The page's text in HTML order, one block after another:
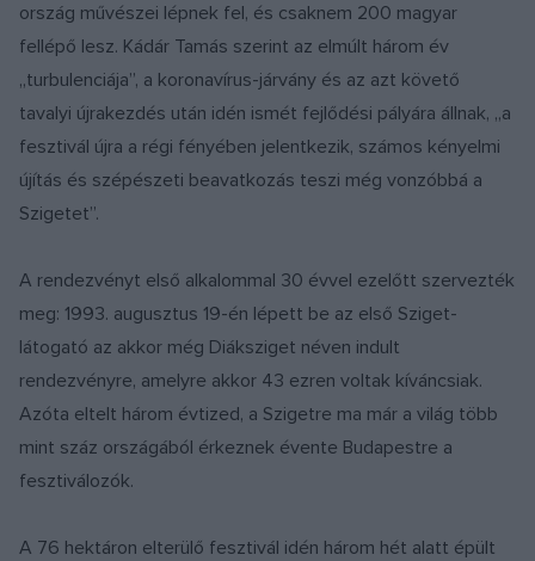
ország művészei lépnek fel, és csaknem 200 magyar
fellépő lesz. Kádár Tamás szerint az elmúlt három év
„turbulenciája”, a koronavírus-járvány és az azt követő
tavalyi újrakezdés után idén ismét fejlődési pályára állnak, „a
fesztivál újra a régi fényében jelentkezik, számos kényelmi
újítás és szépészeti beavatkozás teszi még vonzóbbá a
Szigetet”.
A rendezvényt első alkalommal 30 évvel ezelőtt szervezték
meg: 1993. augusztus 19-én lépett be az első Sziget-
látogató az akkor még Diáksziget néven indult
rendezvényre, amelyre akkor 43 ezren voltak kíváncsiak.
Azóta eltelt három évtized, a Szigetre ma már a világ több
mint száz országából érkeznek évente Budapestre a
fesztiválozók.
A 76 hektáron elterülő fesztivál idén három hét alatt épült